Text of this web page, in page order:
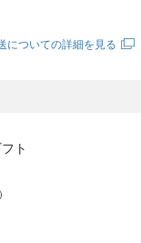
についての詳細を見る
ト